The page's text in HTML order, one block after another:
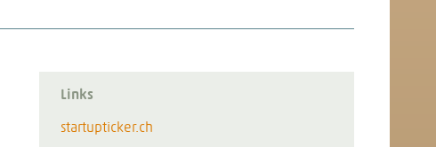
Links
startupticker.ch